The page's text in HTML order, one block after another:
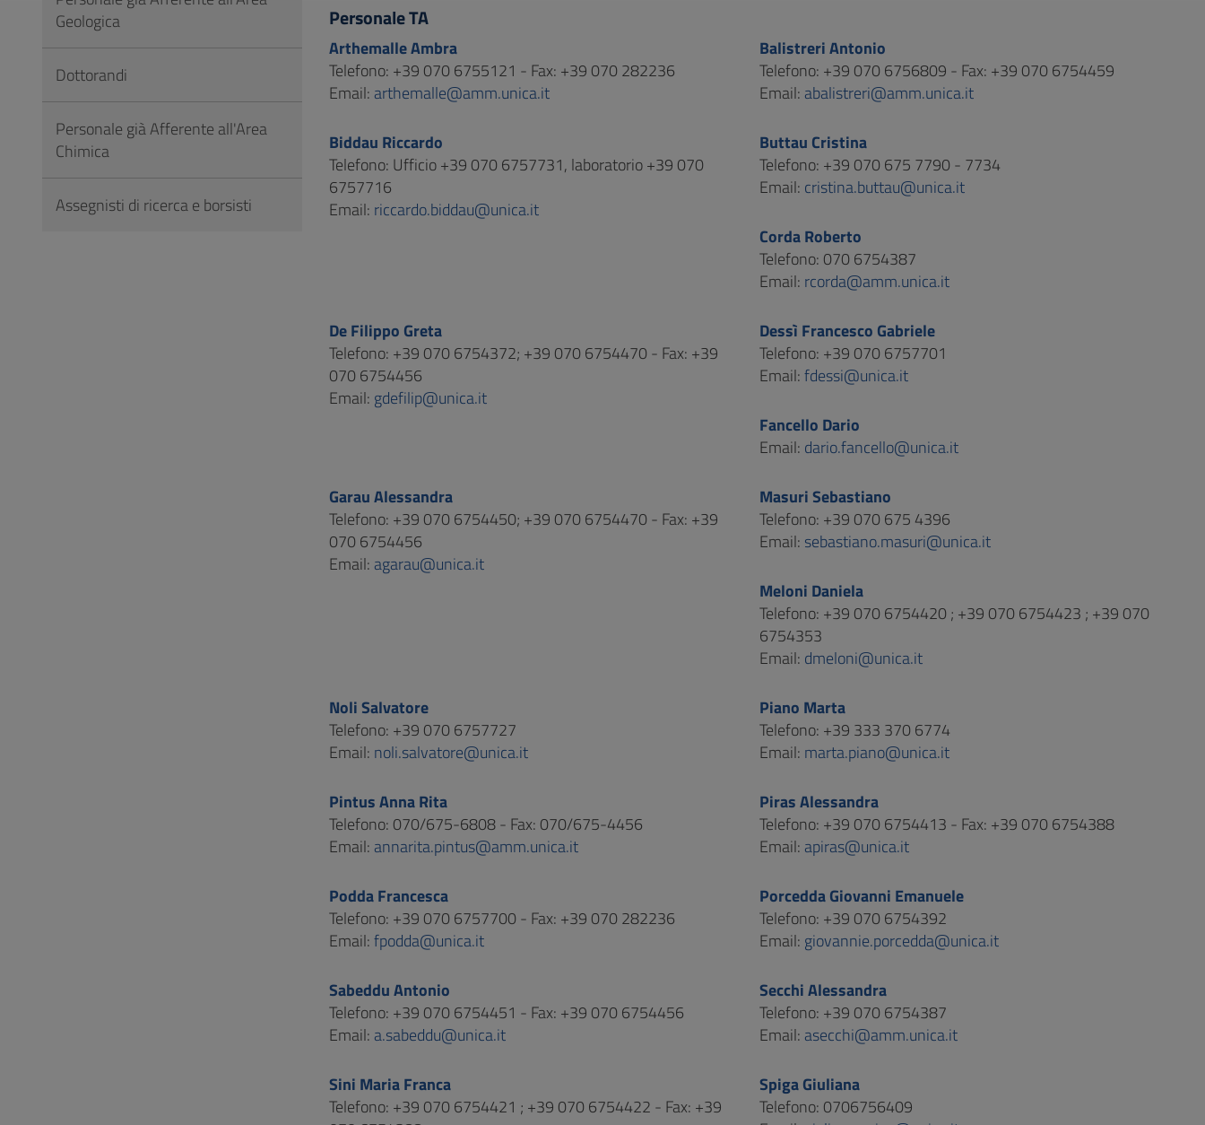
Footer
Personale TA
Arthemalle Ambra
Telefono: +39 070 6755121 - Fax: +39 070 282236
Email: arthemalle@amm.unica.it
Balistreri Antonio
Telefono: +39 070 6756809 - Fax: +39 070 6754459
Email: abalistreri@amm.unica.it
Biddau Riccardo
Telefono: Ufficio +39 070 6757731, laboratorio +39 070
6757716
Email: riccardo.biddau@unica.it
Buttau Cristina
Telefono: +39 070 675 7790 - 7734
Email: cristina.buttau@unica.it
Corda Roberto
Telefono: 070 6754387
Email: rcorda@amm.unica.it
De Filippo Greta
Telefono: +39 070 6754372; +39 070 6754470 - Fax: +39
070 6754456
Email: gdefilip@unica.it
Dessì Francesco Gabriele
Telefono: +39 070 6757701
Email:fdessi@unica.it
Fancello Dario
Email: dario.fancello@unica.it
Garau Alessandra
Telefono: +39 070 6754450; +39 070 6754470 - Fax: +39
070 6754456
Email: agarau@unica.it
Masuri Sebastiano
Telefono: +39 070 675 4396
Email: sebastiano.masuri@unica.it
Meloni Daniela
Telefono: +39 070 6754420 ; +39 070 6754423 ; +39 070
6754353
Email: dmeloni@unica.it
Noli Salvatore
Telefono: +39 070 6757727
Email: noli.salvatore@unica.it
Piano Marta
Telefono: +39 333 370 6774
Email: marta.piano@unica.it
Pintus Anna Rita
Telefono: 070/675-6808 - Fax: 070/675-4456
Email: annarita.pintus@amm.unica.it
Piras Alessandra
Telefono: +39 070 6754413 - Fax: +39 070 6754388
Email: apiras@unica.it
Podda Francesca
Telefono: +39 070 6757700 - Fax: +39 070 282236
Email:fpodda@unica.it
Porcedda Giovanni Emanuele
Telefono: +39 070 6754392
Email: giovannie.porcedda@unica.it
Sabeddu Antonio
Telefono: +39 070 6754451 - Fax: +39 070 6754456
Email: a.sabeddu@unica.it
Secchi Alessandra
Telefono: +39 070 6754387
Email: asecchi@amm.unica.it
Sini Maria Franca
Telefono: +39 070 6754421 ; +39 070 6754422 - Fax: +39
Spiga Giuliana
Telefono: 0706756409
Geologica
Dottorandi
Personale già Afferente all'Area
Chimica
Assegnisti di ricerca e borsisti